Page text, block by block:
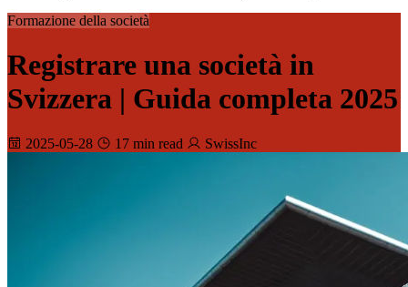
Formazione della società
Registrare una società in
Svizzera | Guida completa 2025
2025-05-28 17 min read SwissInc